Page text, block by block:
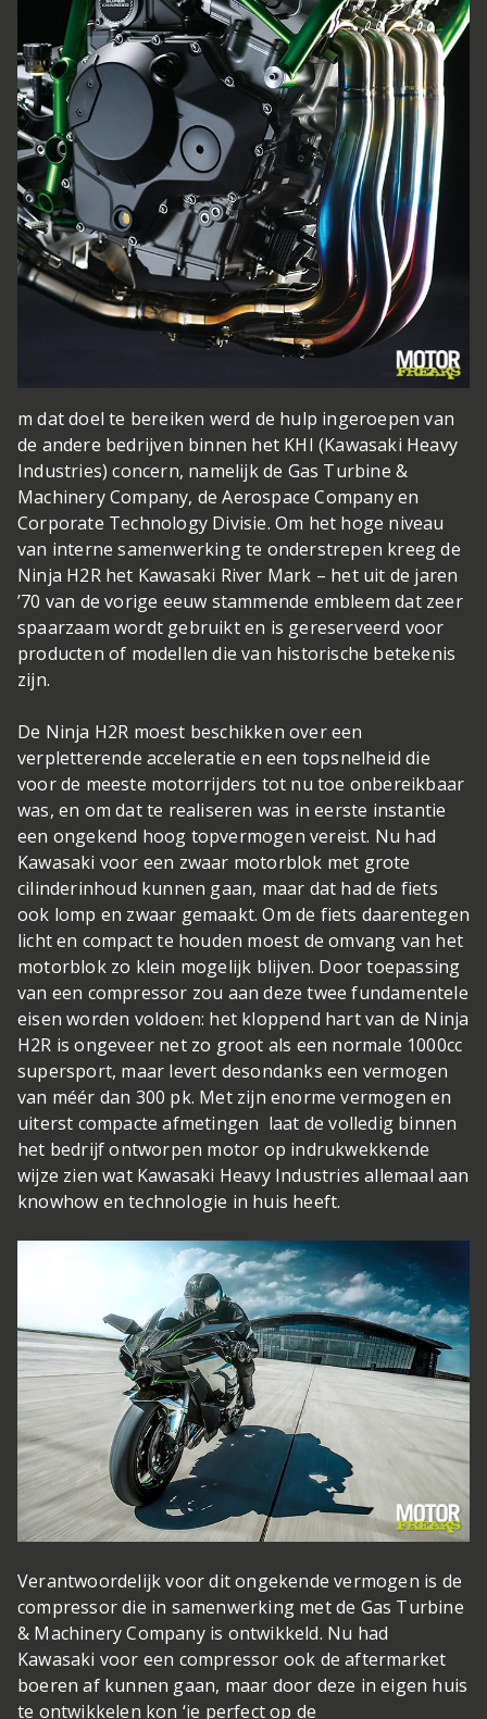
m dat doel te bereiken werd de hulp ingeroepen van
de andere bedrijven binnen het KHI (Kawasaki Heavy
Industries) concern, namelijk de Gas Turbine &
Machinery Company, de Aerospace Company en
Corporate Technology Divisie. Om het hoge niveau
van interne samenwerking te onderstrepen kreeg de
Ninja H2R het Kawasaki River Mark – het uit de jaren
’70 van de vorige eeuw stammende embleem dat zeer
spaarzaam wordt gebruikt en is gereserveerd voor
producten of modellen die van historische betekenis
zijn.
De Ninja H2R moest beschikken over een
verpletterende acceleratie en een topsnelheid die
voor de meeste motorrijders tot nu toe onbereikbaar
was, en om dat te realiseren was in eerste instantie
een ongekend hoog topvermogen vereist. Nu had
Kawasaki voor een zwaar motorblok met grote
cilinderinhoud kunnen gaan, maar dat had de fiets
ook lomp en zwaar gemaakt. Om de fiets daarentegen
licht en compact te houden moest de omvang van het
motorblok zo klein mogelijk blijven. Door toepassing
van een compressor zou aan deze twee fundamentele
eisen worden voldoen: het kloppend hart van de Ninja
H2R is ongeveer net zo groot als een normale 1000cc
supersport, maar levert desondanks een vermogen
van méér dan 300 pk. Met zijn enorme vermogen en
uiterst compacte afmetingen laat de volledig binnen
het bedrijf ontworpen motor op indrukwekkende
wijze zien wat Kawasaki Heavy Industries allemaal aan
knowhow en technologie in huis heeft.
Verantwoordelijk voor dit ongekende vermogen is de
compressor die in samenwerking met de Gas Turbine
& Machinery Company is ontwikkeld. Nu had
Kawasaki voor een compressor ook de aftermarket
boeren af kunnen gaan, maar door deze in eigen huis
te ontwikkelen kon ‘ie perfect op de